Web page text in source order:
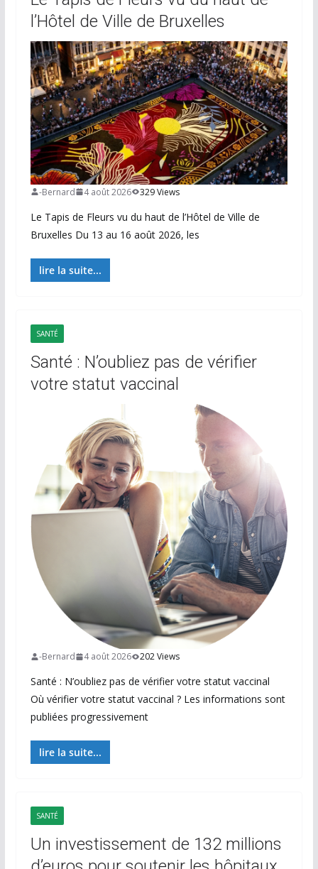
l’Hôtel de Ville de Bruxelles
-Bernard 4 août 2026 329 Views
Le Tapis de Fleurs vu du haut de l’Hôtel de Ville de
Bruxelles Du 13 au 16 août 2026, les
lire la suite...
SANTÉ
Santé : N’oubliez pas de vérifier
votre statut vaccinal
-Bernard 4 août 2026 202 Views
Santé : N’oubliez pas de vérifier votre statut vaccinal
Où vérifier votre statut vaccinal ? Les informations sont
publiées progressivement
lire la suite...
SANTÉ
Un investissement de 132 millions